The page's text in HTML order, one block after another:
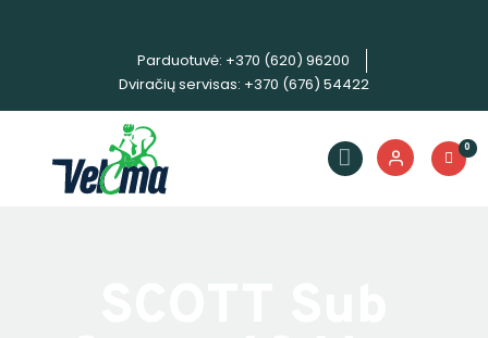
Parduotuvė: +370 (620) 96200
Dviračių servisas: +370 (676) 54422
0
Dviračiai
Priedai
Servisas